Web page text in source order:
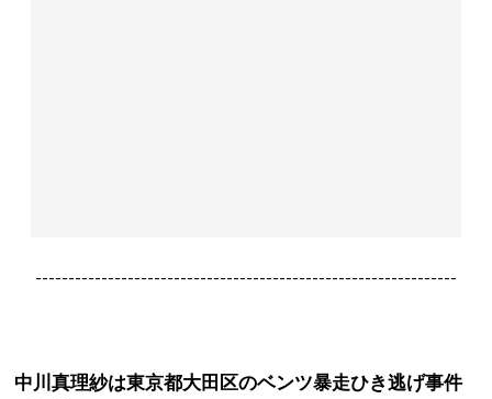
----------------------------------------------------------------
中川真理紗は東京都大田区のベンツ暴走ひき逃げ事件